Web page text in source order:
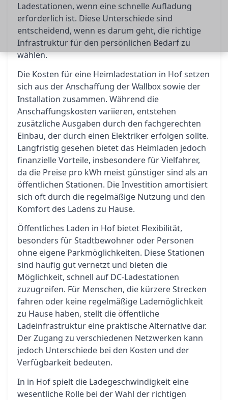
Ladestationen, wenn eine schnelle Aufladung
erforderlich ist. Diese Unterschiede sind
entscheidend, wenn es darum geht, die richtige
Infrastruktur für den persönlichen Bedarf zu
wählen.
Die Kosten für eine Heimladestation in Hof setzen
sich aus der Anschaffung der Wallbox sowie der
Installation zusammen. Während die
Anschaffungskosten variieren, entstehen
zusätzliche Ausgaben durch den fachgerechten
Einbau, der durch einen Elektriker erfolgen sollte.
Langfristig gesehen bietet das Heimladen jedoch
finanzielle Vorteile, insbesondere für Vielfahrer,
da die Preise pro kWh meist günstiger sind als an
öffentlichen Stationen. Die Investition amortisiert
sich oft durch die regelmäßige Nutzung und den
Komfort des Ladens zu Hause.
Öffentliches Laden in Hof bietet Flexibilität,
besonders für Stadtbewohner oder Personen
ohne eigene Parkmöglichkeiten. Diese Stationen
sind häufig gut vernetzt und bieten die
Möglichkeit, schnell auf DC-Ladestationen
zuzugreifen. Für Menschen, die kürzere Strecken
fahren oder keine regelmäßige Lademöglichkeit
zu Hause haben, stellt die öffentliche
Ladeinfrastruktur eine praktische Alternative dar.
Der Zugang zu verschiedenen Netzwerken kann
jedoch Unterschiede bei den Kosten und der
Verfügbarkeit bedeuten.
In in Hof spielt die Ladegeschwindigkeit eine
wesentliche Rolle bei der Wahl der richtigen